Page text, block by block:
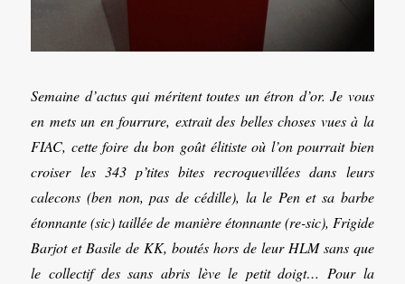
Semaine d’actus qui méritent toutes un étron d’or. Je vous
en mets un en fourrure, extrait des belles choses vues à la
FIAC, cette foire du bon goût élitiste où l’on pourrait bien
croiser les 343 p’tites bites recroquevillées dans leurs
calecons (ben non, pas de cédille), la le Pen et sa barbe
étonnante (sic) taillée de manière étonnante (re-sic), Frigide
Barjot et Basile de KK, boutés hors de leur HLM sans que
le collectif des sans abris lève le petit doigt… Pour la